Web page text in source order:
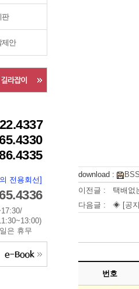
판
제안
전용회선]
은 휴무
download :
이전글 : 택배없
다음글 : ◈ [공
번호